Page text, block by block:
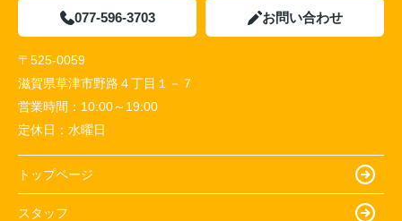
077-596-3703 お問い合わせ
〒525-0059
滋賀県草津市野路４丁目１－７
営業時間： 10:00～19:00
定休日： 水曜日
トップページ
スタッフ